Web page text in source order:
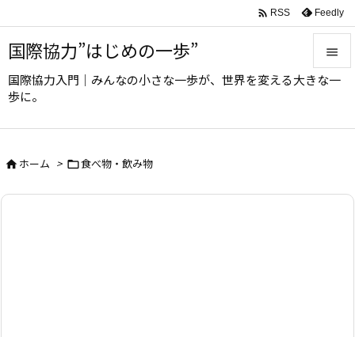
国際協力”はじめの一歩”
国際協力入門｜みんなの小さな一歩が、世界を変える大きな一
歩に。



 RSS Feedly
ホーム > 食べ物・飲み物